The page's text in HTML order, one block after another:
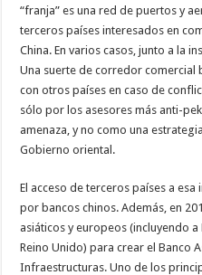
“franja” es una red de puertos y
terceros países interesados en
China. En varios casos, junto a la
Una suerte de corredor comercial
con otros países en caso de
sólo por los asesores más anti-
amenaza, y no como una
Gobierno oriental.
El acceso de terceros países a
por bancos chinos. Además, en
asiáticos y europeos (incluyendo a
Reino Unido) para crear el Banco
Infraestructuras. Uno de los